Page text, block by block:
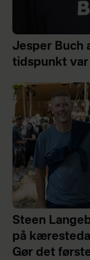
Jesper Buch
tidspunkt
Steen
på
Gør det